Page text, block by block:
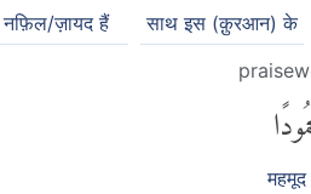
साथ इस (क़ुरआन) के
नफ़िल/ज़ायद हैं
महमूद